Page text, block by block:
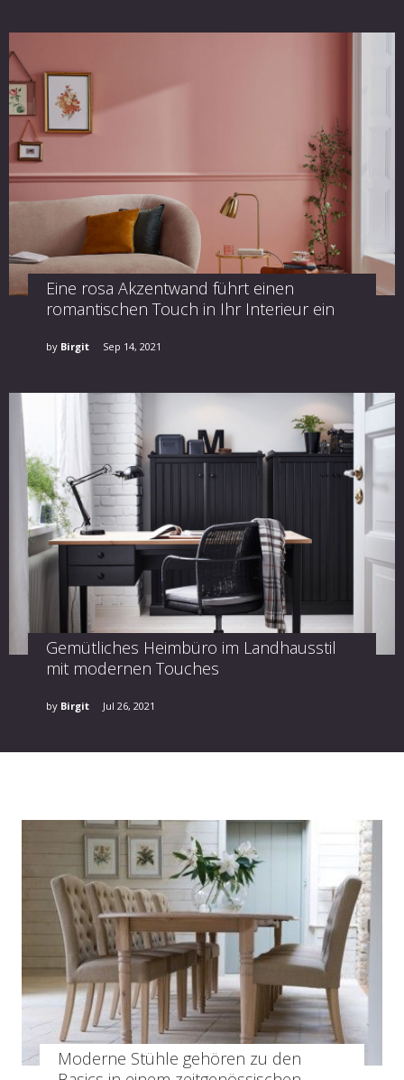
Eine rosa Akzentwand führt einen
romantischen Touch in Ihr Interieur ein
by Birgit Sep 14, 2021
Gemütliches Heimbüro im Landhausstil
mit modernen Touches
by Birgit Jul 26, 2021
Moderne Stühle gehören zu den